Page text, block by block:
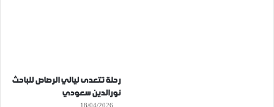
رحلة تتعدى ليالي الرصاص للباحث
نورالدين سعودي